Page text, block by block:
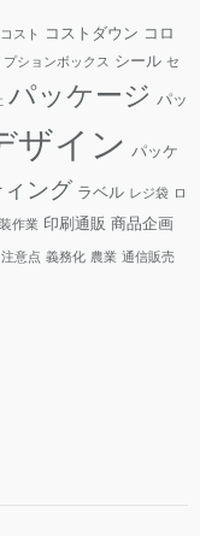
コスト コストダウン コロ
ションボックス シール セ
パッケージ パッ
ザイン パッケ
ング ラベル レジ袋 ロ
作業 印刷通販 商品企画
注意点 義務化 農業 通信販売